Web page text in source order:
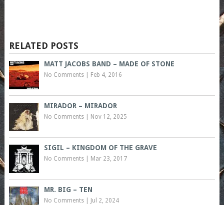
RELATED POSTS
MATT JACOBS BAND – MADE OF STONE
No Comments| Feb 4, 2016
MIRADOR – MIRADOR
No Comments| Nov 12, 2025
SIGIL – KINGDOM OF THE GRAVE
No Comments| Mar 23, 2017
MR. BIG – TEN
No Comments| Jul 2, 2024